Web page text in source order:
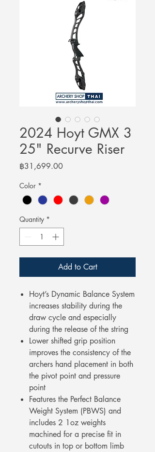
2024 Hoyt GMX 3
25" Recurve Riser
฿31,699.00Price
Color *
Quantity *
Add to Cart
Hoyt’s Dynamic Balance System
increases stability during the
draw cycle and especially
during the release of the string
Lower shifted grip position
improves the consistency of the
archers hand placement in both
the pivot point and pressure
point
Features the Perfect Balance
Weight System (PBWS) and
includes 2 1oz weights
machined for a precise fit in
cutouts in top or bottom limb